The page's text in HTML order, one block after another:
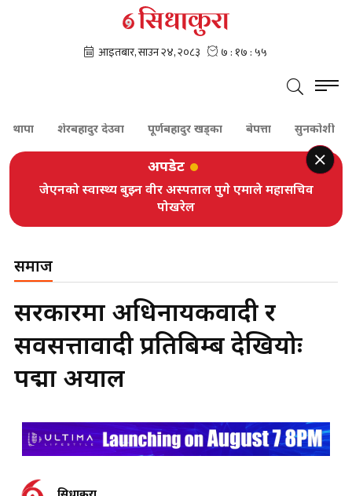
शेरबहादुर देउवा पूर्णबहादुर खड्का बेपत्ता सुनकोशी
अपडेट
जेएनको स्वास्थ्य बुझ्न वीर अस्पताल पुगे एमाले महासचिव
पोखरेल
समाज
सरकारमा अधिनायकवादी र
सर्वसत्तावादी प्रतिबिम्ब देखियोः
पद्मा अर्याल